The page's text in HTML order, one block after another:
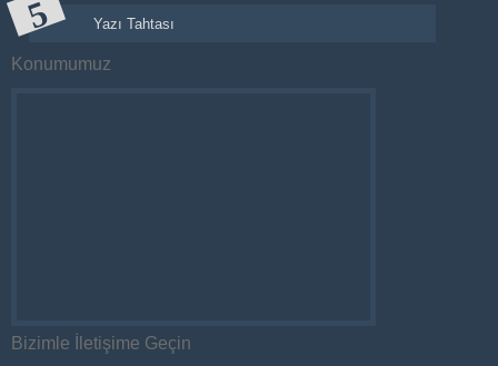
Yazı Tahtası
Konumumuz
Bizimle İletişime Geçin